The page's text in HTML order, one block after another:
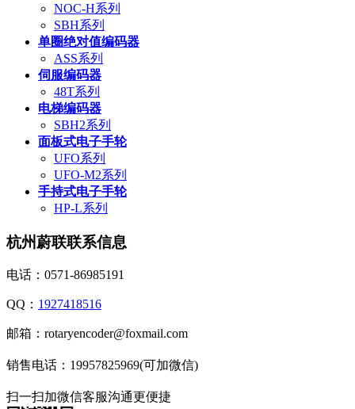
NOC-H系列
SBH系列
单圈绝对值编码器
ASS系列
伺服编码器
48T系列
电梯编码器
SBH2系列
面板式电子手轮
UFO系列
UFO-M2系列
手持式电子手轮
HP-L系列
杭州蔚联联系信息
电话：0571-86985191
QQ： 1927418516
邮箱：rotaryencoder@foxmail.com
销售电话：19957825969(可加微信)
扫一扫加微信客服沟通更便捷